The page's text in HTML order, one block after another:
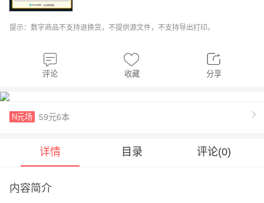
提示：数字商品不支持退换货，不提供源文件，不支持导出打印。
评论 收藏 分享
N元场 59元6本
详情 目录 评论(0)
内容简介